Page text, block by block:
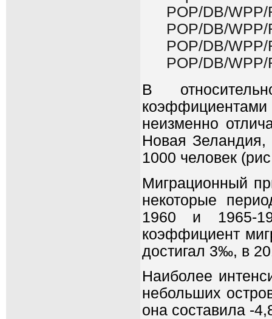
POP/DB/
POP/DB/
POP/DB/
POP/DB/
В
неизменно
Новая
1000 человек
Миграционный
некоторые
1960 и 1965-
коэффициент
достигал 3‰, в
Наиболее
небольших
она составила -